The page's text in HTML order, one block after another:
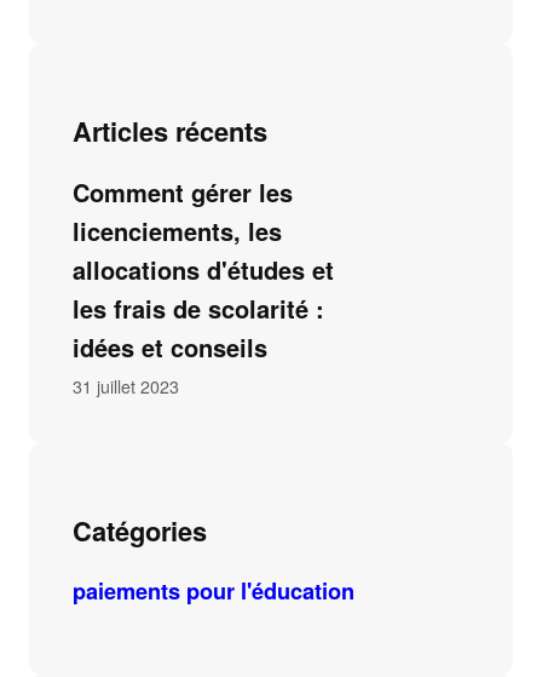
Articles récents
Comment gérer les
licenciements, les
allocations d'études et
les frais de scolarité :
idées et conseils
31 juillet 2023
Catégories
paiements pour l'éducation